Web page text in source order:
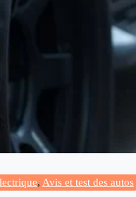
, Avis et test des autos